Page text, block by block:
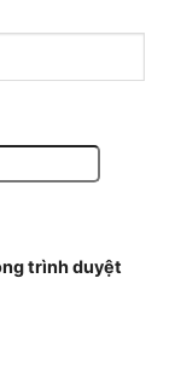
trình duyệt